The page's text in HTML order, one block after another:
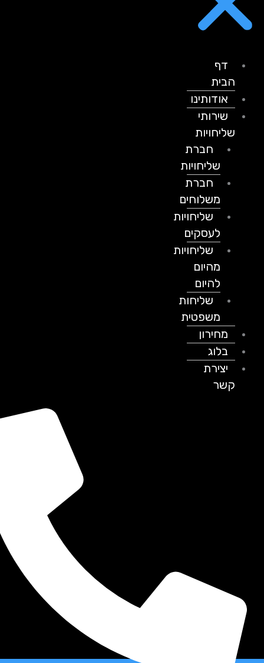
דף
הבית
אודותינו
שירותי
שליחויות
חברת
שליחויות
חברת
משלוחים
שליחויות
לעסקים
שליחויות
מהיום
להיום
שליחות
משפטית
מחירון
בלוג
יצירת
קשר